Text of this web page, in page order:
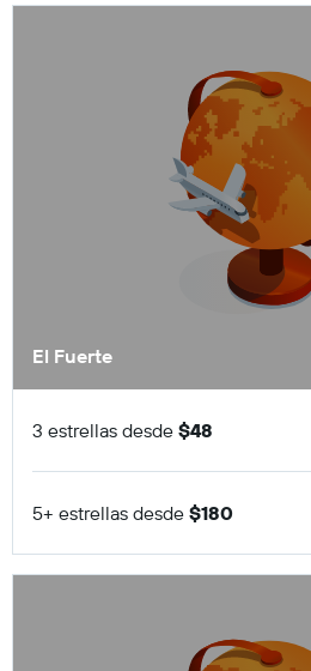
El Fuerte
3 estrellas desde $48
5+ estrellas desde $180